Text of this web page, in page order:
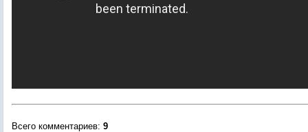
Всего комментариев: 9